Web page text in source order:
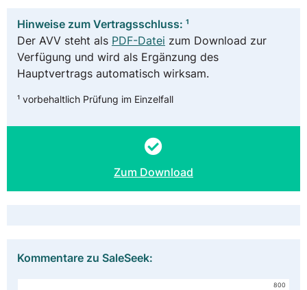
Hinweise zum Vertragsschluss: ¹
Der AVV steht als PDF-Datei zum Download zur
Verfügung und wird als Ergänzung des
Hauptvertrags automatisch wirksam.
¹ vorbehaltlich Prüfung im Einzelfall
Zum Download
Kommentare zu SaleSeek:
800